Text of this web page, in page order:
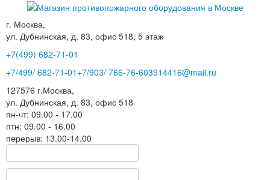
г. Москва,
ул. Дубнинская, д. 83, офис 518, 5 этаж
+7(499) 682-71-01
+7/499/ 682-71-01 +7/903/ 766-76-603914416@mail.ru
127576 г.Москва,
ул. Дубнинская, д. 83, офис 518
пн-чт: 09.00 - 17.00
птн: 09.00 - 16.00
перерыв: 13.00-14.00